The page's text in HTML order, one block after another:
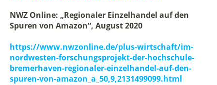
NWZ Online: „Regionaler Einzelhandel auf den
Spuren von Amazon“, August 2020
https://www.nwzonline.de/plus-wirtschaft/im-
nordwesten-forschungsprojekt-der-hochschule-
bremerhaven-regionaler-einzelhandel-auf-den-
spuren-von-amazon_a_50,9,2131499099.html